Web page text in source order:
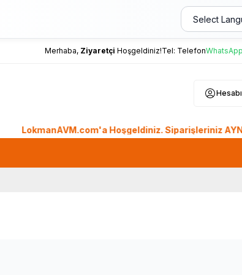
Merhaba, Ziyaretçi Hoşgeldiniz!Tel: Telefon
LokmanAVM.com'a Hoşgeldiniz. Siparişleriniz AYNI